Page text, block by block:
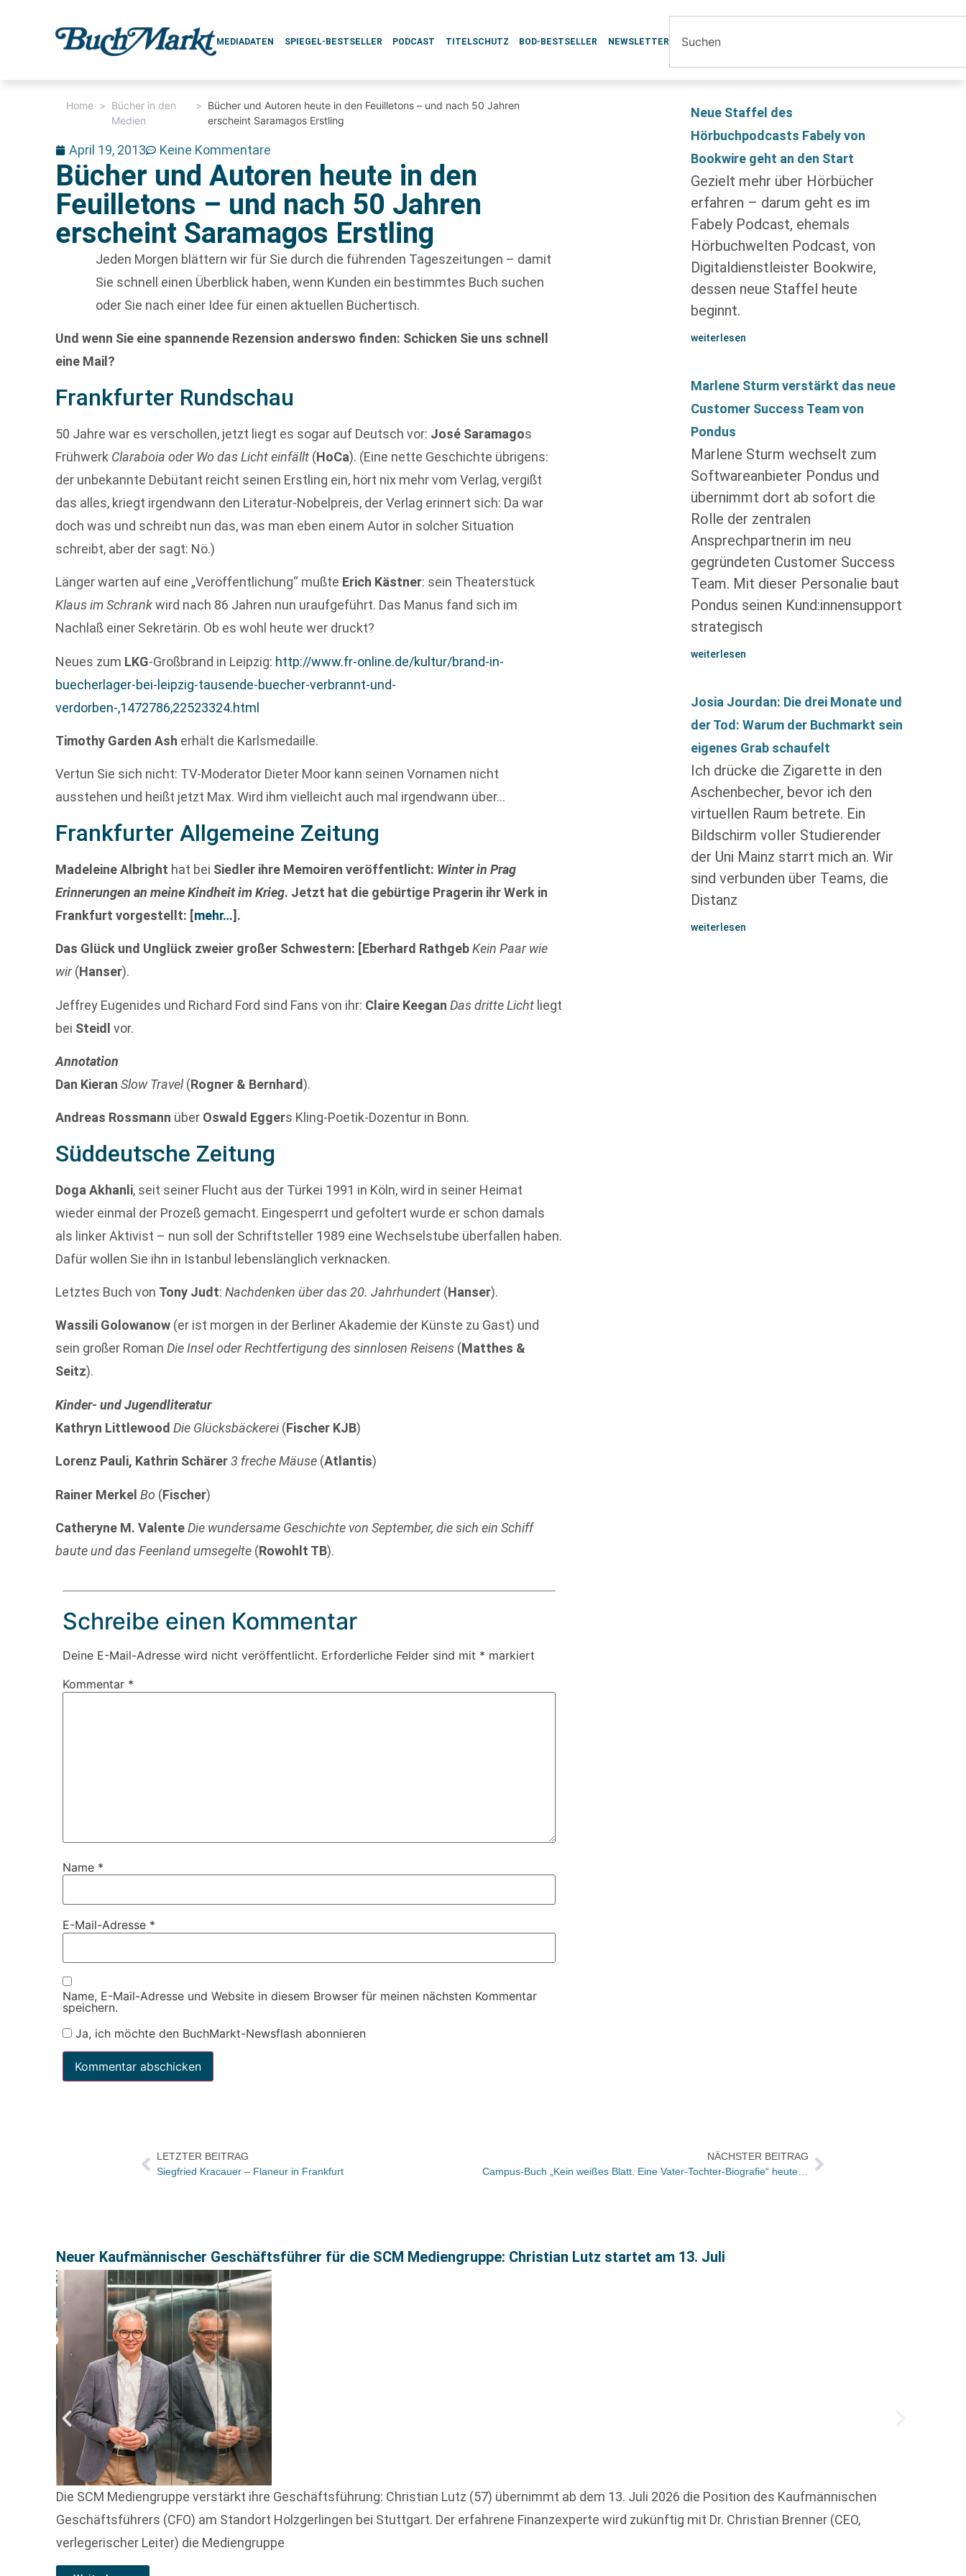
MEDIADATEN SPIEGEL-BESTSELLER PODCAST TITELSCHUTZ BOD-BESTSELLER NEWSLETTER
Home > Bücher in den
Medien
> Bücher und Autoren heute in den Feuilletons – und nach 50 Jahren
erscheint Saramagos Erstling
April 19, 2013 Keine Kommentare
Bücher und Autoren heute in den
Feuilletons – und nach 50 Jahren
erscheint Saramagos Erstling
Jeden Morgen blättern wir für Sie durch die führenden Tageszeitungen – damit
Sie schnell einen Überblick haben, wenn Kunden ein bestimmtes Buch suchen
oder Sie nach einer Idee für einen aktuellen Büchertisch.
Und wenn Sie eine spannende Rezension anderswo finden: Schicken Sie uns schnell
eine Mail?
Frankfurter Rundschau
50 Jahre war es verschollen, jetzt liegt es sogar auf Deutsch vor: José Saramagos
Frühwerk Claraboia oder Wo das Licht einfällt (HoCa). (Eine nette Geschichte übrigens:
der unbekannte Debütant reicht seinen Erstling ein, hört nix mehr vom Verlag, vergißt
das alles, kriegt irgendwann den Literatur-Nobelpreis, der Verlag erinnert sich: Da war
doch was und schreibt nun das, was man eben einem Autor in solcher Situation
schreibt, aber der sagt: Nö.)
Länger warten auf eine „Veröffentlichung“ mußte Erich Kästner: sein Theaterstück
Klaus im Schrankwird nach 86 Jahren nun uraufgeführt. Das Manus fand sich im
Nachlaß einer Sekretärin. Ob es wohl heute wer druckt?
Neues zum LKG-Großbrand in Leipzig: http://www.fr-online.de/kultur/brand-in-
buecherlager-bei-leipzig-tausende-buecher-verbrannt-und-
verdorben-,1472786,22523324.html
Timothy Garden Ash erhält die Karlsmedaille.
Vertun Sie sich nicht: TV-Moderator Dieter Moor kann seinen Vornamen nicht
ausstehen und heißt jetzt Max. Wird ihm vielleicht auch mal irgendwann über…
Frankfurter Allgemeine Zeitung
Madeleine Albright hat bei Siedler ihre Memoiren veröffentlicht: Winter in Prag
Erinnerungen an meine Kindheit im Krieg. Jetzt hat die gebürtige Pragerin ihr Werk in
Frankfurt vorgestellt: [mehr…] .
Das Glück und Unglück zweier großer Schwestern: [Eberhard Rathgeb Kein Paar wie
wir(Hanser).
Jeffrey Eugenides und Richard Ford sind Fans von ihr: Claire Keegan Das dritte Licht liegt
bei Steidl vor.
Annotation
Dan Kieran Slow Travel(Rogner & Bernhard).
Andreas Rossmann über Oswald Eggers Kling-Poetik-Dozentur in Bonn.
Süddeutsche Zeitung
Doga Akhanli, seit seiner Flucht aus der Türkei 1991 in Köln, wird in seiner Heimat
wieder einmal der Prozeß gemacht. Eingesperrt und gefoltert wurde er schon damals
als linker Aktivist – nun soll der Schriftsteller 1989 eine Wechselstube überfallen haben.
Dafür wollen Sie ihn in Istanbul lebenslänglich verknacken.
Letztes Buch von Tony Judt:Nachdenken über das 20. Jahrhundert (Hanser).
Wassili Golowanow (er ist morgen in der Berliner Akademie der Künste zu Gast) und
sein großer RomanDie Insel oder Rechtfertigung des sinnlosen Reisens (Matthes &
Seitz).
Kinder- und Jugendliteratur
Kathryn Littlewood Die Glücksbäckerei(Fischer KJB)
Lorenz Pauli, Kathrin Schärer 3 freche Mäuse (Atlantis)
Rainer Merkel Bo (Fischer)
Catheryne M. Valente Die wundersame Geschichte von September, die sich ein Schiff
baute und das Feenland umsegelte (Rowohlt TB).
Schreibe einen Kommentar
Deine E-Mail-Adresse wird nicht veröffentlicht. Erforderliche Felder sind mit * markiert
Kommentar *
Name *
E-Mail-Adresse *
Name, E-Mail-Adresse und Website in diesem Browser für meinen nächsten Kommentar
speichern.
Ja, ich möchte den BuchMarkt-Newsflash abonnieren
Neue Staffel des
Hörbuchpodcasts Fabely von
Bookwire geht an den Start
Gezielt mehr über Hörbücher
erfahren – darum geht es im
Fabely Podcast, ehemals
Hörbuchwelten Podcast, von
Digitaldienstleister Bookwire,
dessen neue Staffel heute
beginnt.
weiterlesen
Marlene Sturm verstärkt das neue
Customer Success Team von
Pondus
Marlene Sturm wechselt zum
Softwareanbieter Pondus und
übernimmt dort ab sofort die
Rolle der zentralen
Ansprechpartnerin im neu
gegründeten Customer Success
Team. Mit dieser Personalie baut
Pondus seinen Kund:innensupport
strategisch
weiterlesen
Josia Jourdan: Die drei Monate und
der Tod: Warum der Buchmarkt sein
eigenes Grab schaufelt
Ich drücke die Zigarette in den
Aschenbecher, bevor ich den
virtuellen Raum betrete. Ein
Bildschirm voller Studierender
der Uni Mainz starrt mich an. Wir
sind verbunden über Teams, die
Distanz
weiterlesen
LETZTER BEITRAG
Siegfried Kracauer – Flaneur in Frankfurt
NÄCHSTER BEITRAG
Neuer Kaufmännischer Geschäftsführer für die SCM Mediengruppe: Christian Lutz startet am 13. Juli
Die SCM Mediengruppe verstärkt ihre Geschäftsführung: Christian Lutz (57) übernimmt ab dem 13. Juli 2026 die Position des Kaufmännischen
Geschäftsführers (CFO) am Standort Holzgerlingen bei Stuttgart. Der erfahrene Finanzexperte wird zukünftig mit Dr. Christian Brenner (CEO,
verlegerischer Leiter) die Mediengruppe